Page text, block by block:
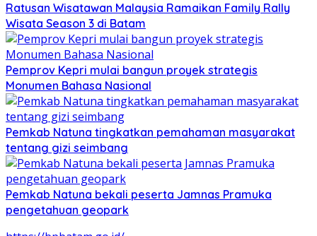
Ratusan Wisatawan Malaysia Ramaikan Family Rally
Wisata Season 3 di Batam
Pemprov Kepri mulai bangun proyek strategis
Monumen Bahasa Nasional
Pemkab Natuna tingkatkan pemahaman masyarakat
tentang gizi seimbang
Pemkab Natuna bekali peserta Jamnas Pramuka
pengetahuan geopark